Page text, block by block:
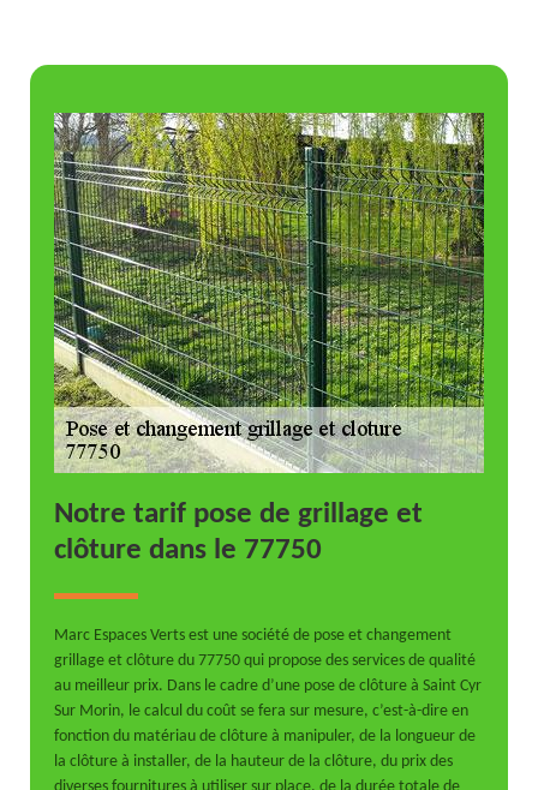
Notre tarif pose de grillage et
clôture dans le 77750
Marc Espaces Verts est une société de pose et changement
grillage et clôture du 77750 qui propose des services de qualité
au meilleur prix. Dans le cadre d’une pose de clôture à Saint Cyr
Sur Morin, le calcul du coût se fera sur mesure, c’est-à-dire en
fonction du matériau de clôture à manipuler, de la longueur de
la clôture à installer, de la hauteur de la clôture, du prix des